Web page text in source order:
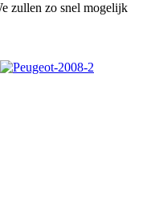
zullen zo snel mogelijk